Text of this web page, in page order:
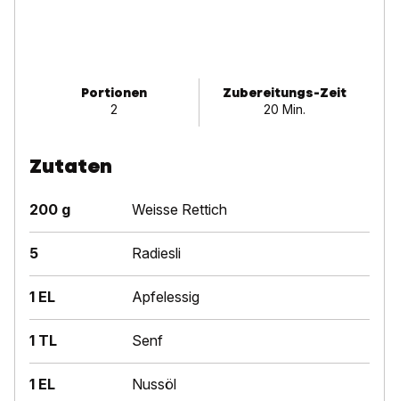
Portionen
2
Zubereitungs-Zeit
20 Min.
Zutaten
200 g Weisse Rettich
5 Radiesli
1 EL Apfel­essig
1 TL Senf
1 EL Nussöl